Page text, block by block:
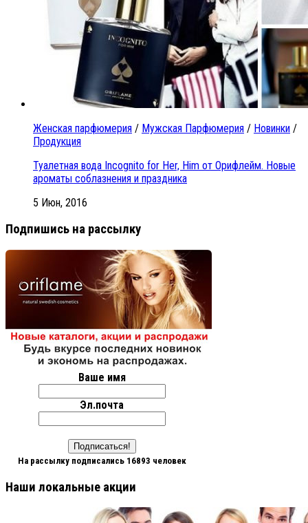
Женская парфюмерия / Мужская Парфюмерия / Новинки /
Продукция
Туалетная вода Incognito for Her, Him от Орифлейм. Новые
ароматы соблазнения и праздника
5 Июн, 2016
Подпишись на рассылку
Ваше имя
Эл.почта
На рассылку подписались 16893 человек
Наши локальные акции